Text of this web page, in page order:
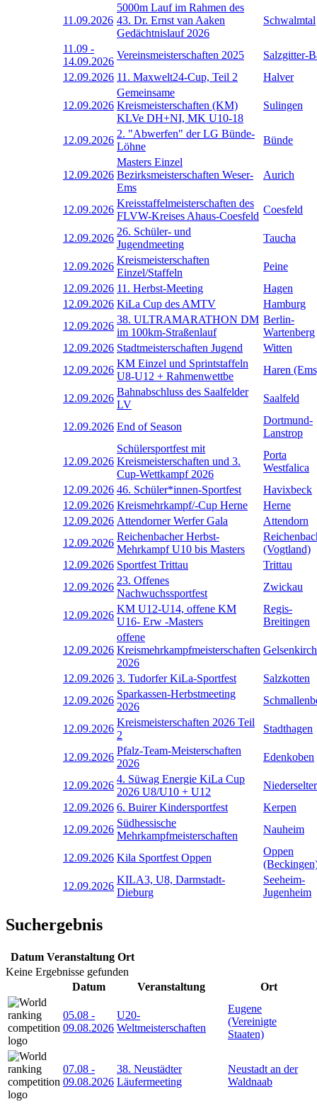
11.09.2026
5000m Lauf im Rahmen des
43. Dr. Ernst van Aaken
Gedächtnislauf 2026
Schwalmtal
11.09 -
14.09.2026
Vereinsmeisterschaften 2025
Salzgitter-
12.09.2026 11. Maxwelt24-Cup, Teil 2 Halver
12.09.2026
Gemeinsame
Kreismeisterschaften (KM)
KLVe DH+NI, MK U10-18
Sulingen
12.09.2026
2. "Abwerfen" der LG Bünde-
Löhne
Bünde
12.09.2026
Masters Einzel
Bezirksmeisterschaften Weser-
Ems
Aurich
12.09.2026
Kreisstaffelmeisterschaften des
FLVW-Kreises Ahaus-Coesfeld
Coesfeld
12.09.2026
26. Schüler- und
Jugendmeeting
Taucha
12.09.2026
Kreismeisterschaften
Einzel/Staffeln
Peine
12.09.2026 11. Herbst-Meeting
Hagen
12.09.2026 KiLa Cup des AMTV
Hamburg
12.09.2026
38. ULTRAMARATHON DM
im 100km-Straßenlauf
Berlin-
Wartenberg
12.09.2026 Stadtmeisterschaften Jugend
Witten
12.09.2026
KM Einzel und Sprintstaffeln
U8-U12 + Rahmenwettbe
Haren
12.09.2026
Bahnabschluss des Saalfelder
LV
Saalfeld
12.09.2026 End of Season
Dortmund-
Lanstrop
12.09.2026
Schülersportfest mit
Kreismeisterschaften und 3.
Cup-Wettkampf 2026
Porta
Westfalica
12.09.2026 46. Schüler*innen-Sportfest
Havixbeck
12.09.2026 Kreismehrkampf/-Cup Herne
Herne
12.09.2026 Attendorner Werfer Gala
Attendorn
12.09.2026
Reichenbacher Herbst-
Mehrkampf U10 bis Masters
(Vogtland)
12.09.2026 Sportfest Trittau
Trittau
12.09.2026
23. Offenes
Nachwuchssportfest
Zwickau
12.09.2026
KM U12-U14, offene KM
U16- Erw -Masters
Regis-
Breitingen
12.09.2026
offene
Kreismehrkampfmeisterschaften
2026
12.09.2026 3. Tudorfer KiLa-Sportfest
Salzkotten
12.09.2026
Sparkassen-Herbstmeeting
2026
12.09.2026
Kreismeisterschaften 2026 Teil
2
Stadthagen
12.09.2026
Pfalz-Team-Meisterschaften
2026
Edenkoben
12.09.2026
4. Süwag Energie KiLa Cup
2026 U8/U10 + U12
12.09.2026 6. Buirer Kindersportfest
Kerpen
12.09.2026
Südhessische
Mehrkampfmeisterschaften
Nauheim
12.09.2026 Kila Sportfest Oppen
Oppen
12.09.2026
KILA3, U8, Darmstadt-
Dieburg
Seeheim-
Jugenheim
Suchergebnis
Datum Veranstaltung Ort
Keine Ergebnisse gefunden
Datum
Veranstaltung Ort
05.08 -
09.08.2026
U20-
Weltmeisterschaften
Eugene
(Vereinigte
Staaten)
07.08 -
09.08.2026
38. Neustädter
Läufermeeting
Neustadt an der
Waldnaab